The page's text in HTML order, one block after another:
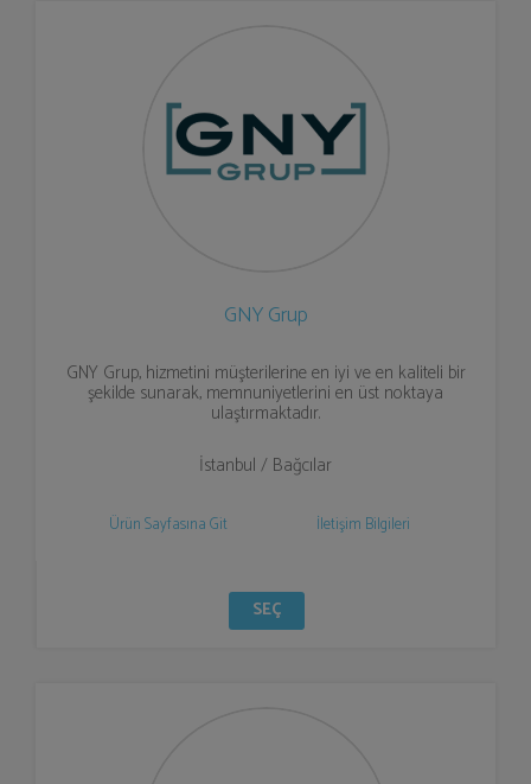
GNY Grup
GNY Grup, hizmetini müşterilerine en iyi ve en kaliteli bir
şekilde sunarak, memnuniyetlerini en üst noktaya
ulaştırmaktadır.
İstanbul / Bağcılar
Ürün Sayfasına Git İletişim Bilgileri
SEÇ